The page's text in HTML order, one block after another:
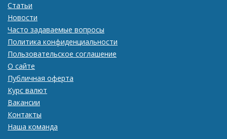
Статьи
Новости
Часто задаваемые вопросы
Политика конфиденциальности
Пользовательское соглашение
О сайте
Публичная оферта
Курс валют
Вакансии
Контакты
Наша команда